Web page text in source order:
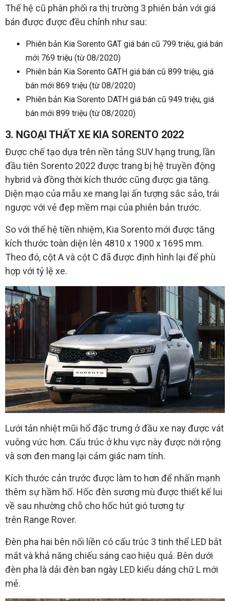
Thế hệ cũ phân phối ra thị trường 3 phiên bản với giá
bán được được đều chỉnh như sau:
Phiên bản Kia Sorento GAT giá bán cũ 799 triệu, giá bán
mới 769 triệu (từ 08/2020)
Phiên bản Kia Sorento GATH giá bán cũ 899 triệu, giá
bán mới 869 triệu (từ 08/2020)
Phiên bản Kia Sorento DATH giá bán cũ 949 triệu, giá
bán mới 899 triệu (từ 08/2020)
3. NGOẠI THẤT XE KIA SORENTO 2022
Được chế tạo dựa trên nền tảng SUV hạng trung, lần
đầu tiên Sorento 2022 được trang bị hệ truyền động
hybrid và đồng thời kích thước cũng được gia tăng.
Diện mạo của mẫu xe mang lại ấn tượng sắc sảo, trái
ngược với vẻ đẹp mềm mại của phiên bản trước.
So với thế hệ tiền nhiệm, Kia Sorento mới được tăng
kích thước toàn diện lên 4810 x 1900 x 1695 mm.
Theo đó, cột A và cột C đã được định hình lại để phù
hợp với tỷ lệ xe.
Lưới tản nhiệt mũi hổ đặc trưng ở đầu xe nay được vát
vuông vức hơn. Cấu trúc ở khu vực này được nới rộng
và sơn đen mang lại cảm giác nam tính.
Kích thước cản trước được làm to hơn để nhấn mạnh
thêm sự hầm hố. Hốc đèn sương mù được thiết kế lui
về sau nhường chỗ cho hốc hút gió tương tự
trên Range Rover.
Đèn pha hai bên nối liền có cấu trúc 3 tinh thể LED bắt
mắt và khả năng chiếu sáng cao hiệu quả. Bên dưới
đèn pha là dải đèn ban ngày LED kiểu dáng chữ L mới
mẻ.